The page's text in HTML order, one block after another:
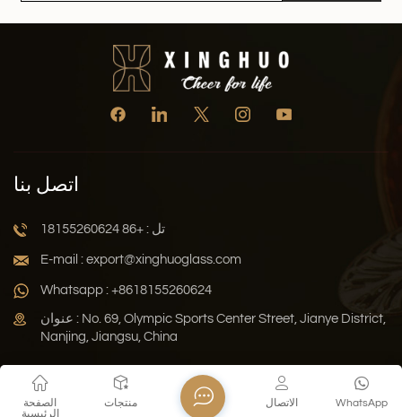
اتصل بنا
تل : +86 18155260624
E-mail : export@xinghuoglass.com
Whatsapp : +8618155260624
عنوان : No. 69, Olympic Sports Center Street, Jianye District,
Nanjing, Jiangsu, China
Xml سياسة الخصوصية المدونة
خريطة الموقع
الصفحة
الرئيسية
منتجات WhatsApp الاتصال